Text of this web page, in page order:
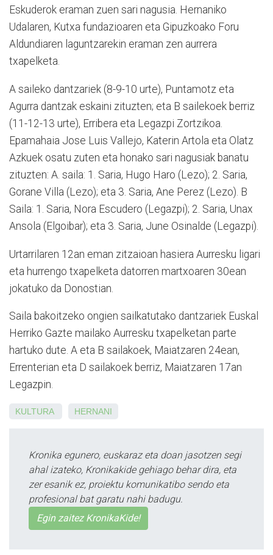
Eskuderok eraman zuen sari nagusia. Hernaniko
Udalaren, Kutxa fundazioaren eta Gipuzkoako Foru
Aldundiaren laguntzarekin eraman zen aurrera
txapelketa.
A saileko dantzariek (8-9-10 urte), Puntamotz eta
Agurra dantzak eskaini zituzten; eta B sailekoek berriz
(11-12-13 urte), Erribera eta Legazpi Zortzikoa.
Epamahaia Jose Luis Vallejo, Katerin Artola eta Olatz
Azkuek osatu zuten eta honako sari nagusiak banatu
zituzten: A. saila: 1. Saria, Hugo Haro (Lezo); 2. Saria,
Gorane Villa (Lezo); eta 3. Saria, Ane Perez (Lezo). B
Saila: 1. Saria, Nora Escudero (Legazpi); 2. Saria, Unax
Ansola (Elgoibar); eta 3. Saria, June Osinalde (Legazpi).
Urtarrilaren 12an eman zitzaioan hasiera Aurresku ligari
eta hurrengo txapelketa datorren martxoaren 30ean
jokatuko da Donostian.
Saila bakoitzeko ongien sailkatutako dantzariek Euskal
Herriko Gazte mailako Aurresku txapelketan parte
hartuko dute. A eta B sailakoek, Maiatzaren 24ean,
Errenterian eta D sailakoek berriz, Maiatzaren 17an
Legazpin.
KULTURA HERNANI
Kronika egunero, euskaraz eta doan jasotzen segi
ahal izateko, Kronikakide gehiago behar dira, eta
zer esanik ez, proiektu komunikatibo sendo eta
profesional bat garatu nahi badugu.
Egin zaitez KronikaKide!